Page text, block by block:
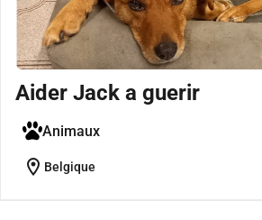
Aider Jack a guerir
Animaux
location_on Belgique